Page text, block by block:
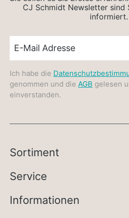
CJ Schmidt Newsletter sind
informiert.
Ich habe die
genommen und die AGB gelesen
einverstanden.
Sortiment
Service
Informationen